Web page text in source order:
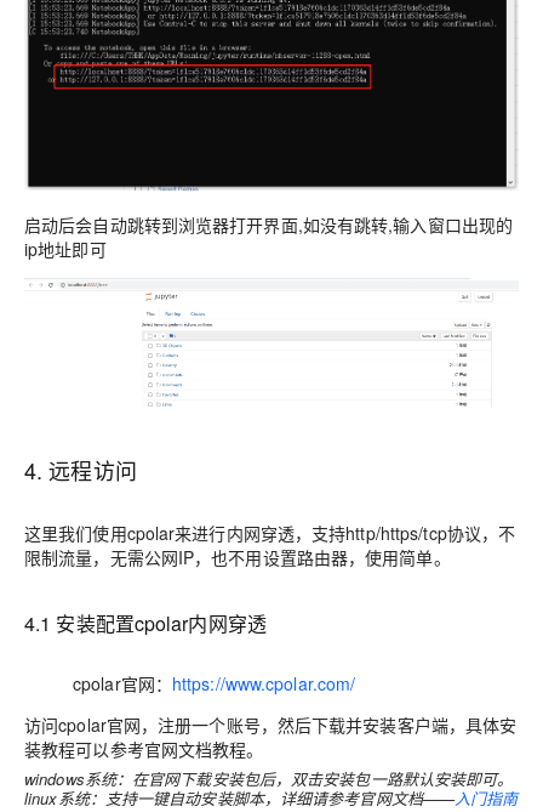
启动后会自动跳转到浏览器打开界面,如没有跳转,输入窗口出现的
ip地址即可
4. 远程访问
这里我们使用cpolar来进行内网穿透，支持http/https/tcp协议，不
限制流量，无需公网IP，也不用设置路由器，使用简单。
4.1 安装配置cpolar内网穿透
cpolar官网： https://www.cpolar.com/
访问cpolar官网，注册一个账号，然后下载并安装客户端，具体安
装教程可以参考官网文档教程。
windows系统：在官网下载安装包后，双击安装包一路默认安装即可。
linux系统：支持一键自动安装脚本，详细请参考官网文档——入门指南